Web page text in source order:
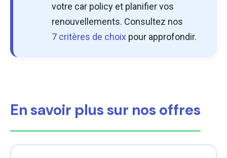
votre car policy et planifier vos
renouvellements. Consultez nos
7 critères de choix pour approfondir.
En savoir plus sur nos offres